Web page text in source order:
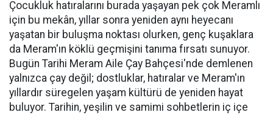
Çocukluk hatıralarını burada yaşayan pek çok Meramlı
için bu mekân, yıllar sonra yeniden aynı heyecanı
yaşatan bir buluşma noktası olurken, genç kuşaklara
da Meram'ın köklü geçmişini tanıma fırsatı sunuyor.
Bugün Tarihi Meram Aile Çay Bahçesi'nde demlenen
yalnızca çay değil; dostluklar, hatıralar ve Meram'ın
yıllardır süregelen yaşam kültürü de yeniden hayat
buluyor. Tarihin, yeşilin ve samimi sohbetlerin iç içe